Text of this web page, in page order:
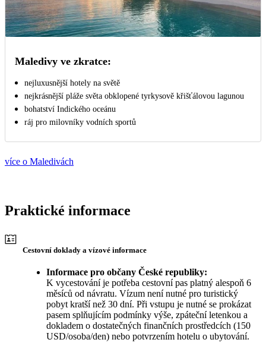
Maledivy ve zkratce:
nejluxusnější hotely na světě
nejkrásnější pláže světa obklopené tyrkysově křišťálovou lagunou
bohatství Indického oceánu
ráj pro milovníky vodních sportů
více o Maledivách
Praktické informace
Cestovní doklady a vízové informace
Informace pro občany České republiky:
K vycestování je potřeba cestovní pas platný alespoň 6
měsíců od návratu. Vízum není nutné pro turistický
pobyt kratší než 30 dní. Při vstupu je nutné se prokázat
pasem splňujícím podmínky výše, zpáteční letenkou a
dokladem o dostatečných finančních prostředcích (150
USD/osoba/den) nebo potvrzením hotelu o ubytování.